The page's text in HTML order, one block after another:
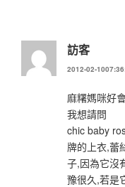
訪客
2012-02-
麻糬媽咪好
我想請問
chic baby
牌的上衣,蕾
子,因為它沒
豫很久,若是